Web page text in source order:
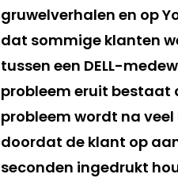
gruwelverhalen en op
dat sommige klanten
tussen een DELL-
probleem eruit bestaat
probleem wordt na
doordat de klant op
seconden ingedrukt